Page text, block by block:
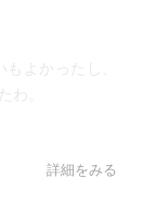
よかったし、
わ。
詳細をみる